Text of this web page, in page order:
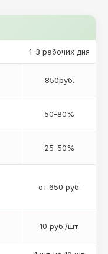
1-3 рабочих дня
850руб.
50-80%
25-50%
от 650 руб.
10 руб./шт.